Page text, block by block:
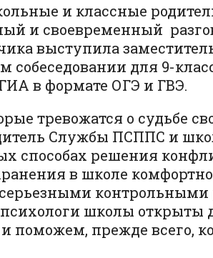
и классные
и своевременный
выступила
собеседовании для 9-
ГИА в формате ОГЭ и ГВЭ.
тревожатся о судьбе
Службы ПСППС и
способах решения
в школе
школы
прежде всего,